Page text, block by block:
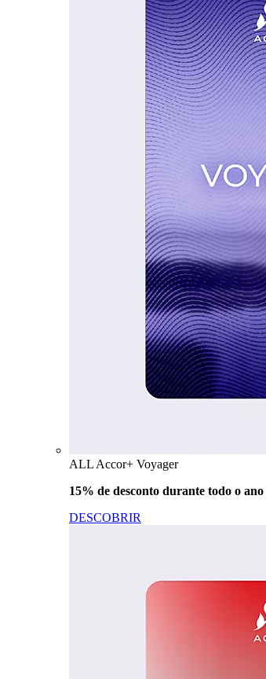
ALL Accor+ Voyager
15% de desconto durante todo o ano
DESCOBRIR